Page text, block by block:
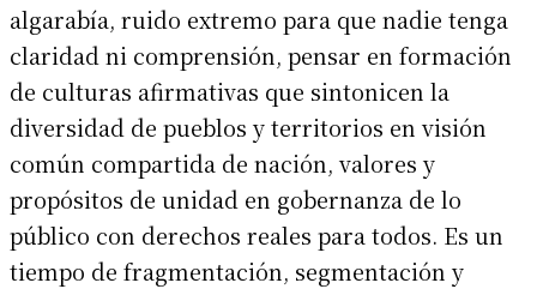
algarabía, ruido extremo para que nadie tenga
claridad ni comprensión, pensar en formación
de culturas afirmativas que sintonicen la
diversidad de pueblos y territorios en visión
común compartida de nación, valores y
propósitos de unidad en gobernanza de lo
público con derechos reales para todos. Es un
tiempo de fragmentación, segmentación y